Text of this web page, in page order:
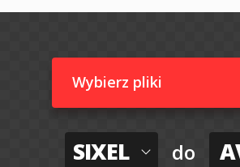
Wybierz pliki
SIXEL do